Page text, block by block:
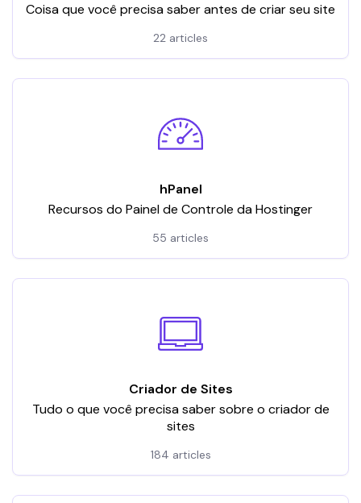
Coisa que você precisa saber antes de criar seu site
22 articles
hPanel
Recursos do Painel de Controle da Hostinger
55 articles
Criador de Sites
Tudo o que você precisa saber sobre o criador de
sites
184 articles